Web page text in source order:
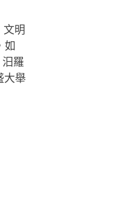
文明
如
羅
大舉